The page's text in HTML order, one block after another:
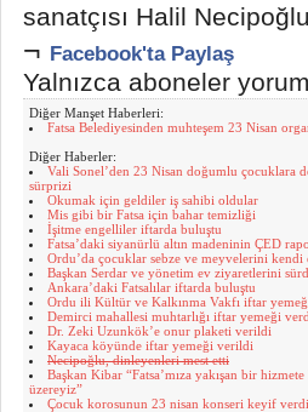
sanatçısı Halil
¬ Facebook'ta Paylaş
Yalnızca aboneler
Diğer Manşet Haberleri:
Fatsa Belediyesinden muhteşem 23 Nisan
Diğer Haberler:
Vali Sonel’den 23 Nisan doğumlu çocuklara
sürprizi
Okumak için geldiler iş sahibi oldular
Mis gibi bir Fatsa için bahar temizliği
İşitme engelliler iftarda buluştu
Fatsa’daki siyanürlü altın madeninin ÇED
Ordu’da çocuklar sebze ve meyvelerini kendi
Başkan Serdar ve yönetim ev ziyaretlerini
Ankara’daki Fatsalılar iftarda buluştu
Ordu ili Kültür ve Kalkınma Vakfı iftar
Demirci mahallesi muhtarlığı iftar yemeği
Dr. Zeki Uzunkök’e onur plaketi verildi
Kayaca köyünde iftar yemeği verildi
Necipoğlu, dinleyenleri mest etti
Başkan Kibar “Fatsa’mıza yakışan bir
üzereyiz”
Çocuk korosunun 23 nisan konseri keyif verdi